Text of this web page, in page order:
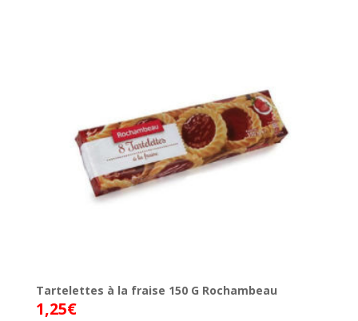
Tartelettes à la fraise 150 G Rochambeau
1,25€